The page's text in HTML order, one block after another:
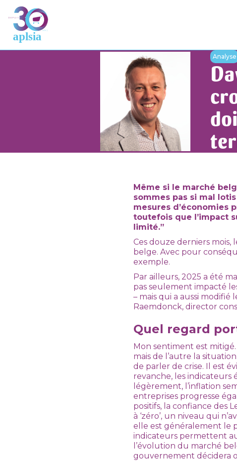
Analyse
Même si le marché
sommes pas si mal
mesures d’économies
toutefois que l’impact
limité.”
Ces douze derniers
belge. Avec pour
exemple.
Par ailleurs, 2025 a été
pas seulement impacté
– mais qui a aussi
Raemdonck, director
Quel regard
Mon sentiment est
mais de l’autre la
de parler de crise. Il est
revanche, les indicateurs
légèrement, l’inflation
entreprises progresse
positifs, la confiance des
à ‘zéro’, un niveau qui
elle est généralement le
indicateurs permettent
l’évolution du marché
gouvernement décidera